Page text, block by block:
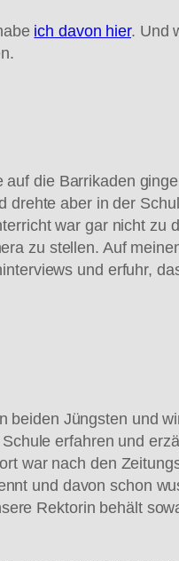
ich davon hier. Und
die Barrikaden
aber in der
war gar nicht zu
zu stellen. Auf
und erfuhr,
Jüngsten und
erfahren und
war nach den
und davon schon
Rektorin behält